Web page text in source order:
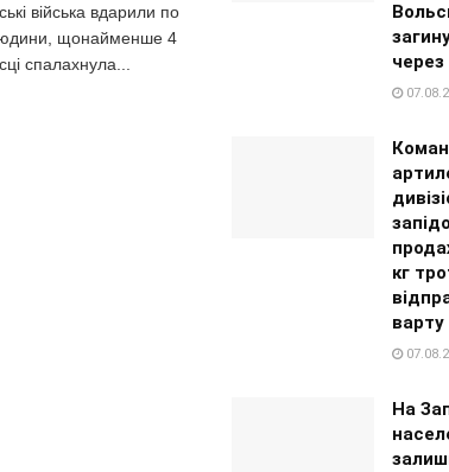
війська вдарили по
щонайменше 4
спалахнула...
кг
варту
На